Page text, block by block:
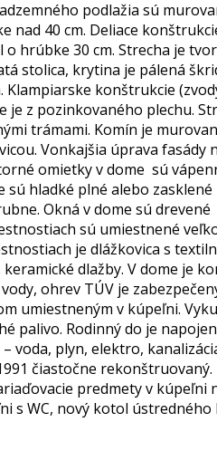
podlažia sú
nad 40 cm. Deliace
hrúbke 30 cm. Strecha je
stolica, krytina je pálená
konštrukcie
je z pozinkovaného plechu.
trámami. Komín je
Vonkajšia úprava fasády
omietky v dome sú
sú hladké plné alebo zasklené
Okná v dome sú drevené
sú umiestnené
je dlážkovica s
dlažby. V dome je
ohrev TÚV je
umiestneným v kúpeľni.
palivo. Rodinný do je
voda, plyn, elektro,
čiastočne rekonštruovaný.
predmety v kúpeľni
s WC, nový kotol